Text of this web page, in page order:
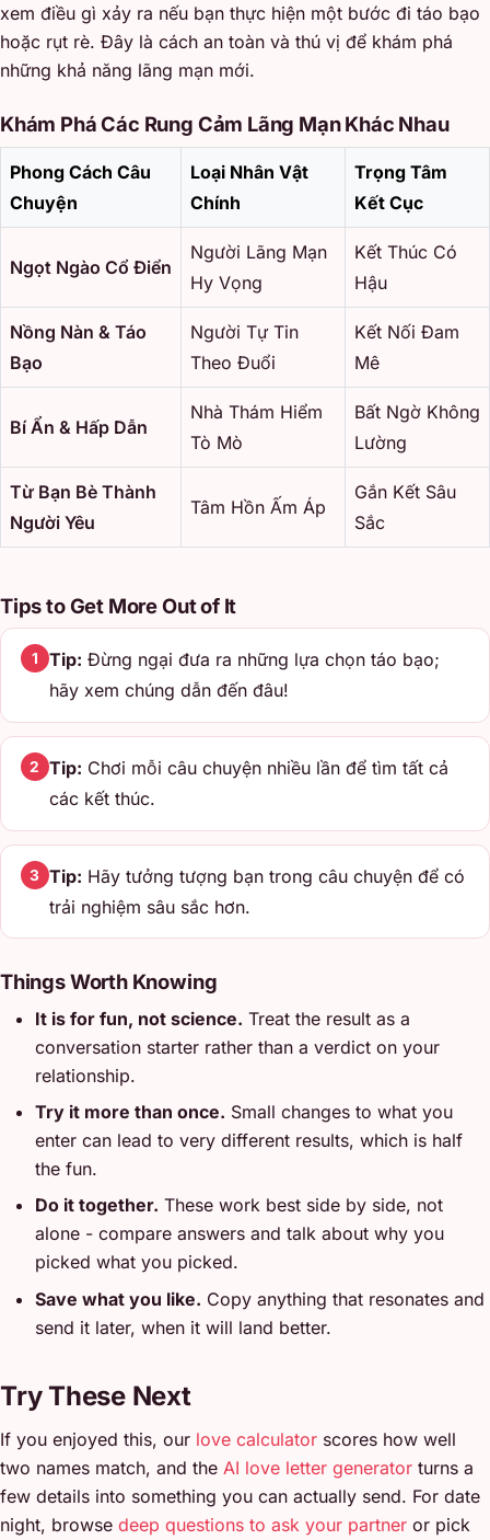
xem điều gì xảy ra nếu bạn thực hiện một bước đi táo bạo
hoặc rụt rè. Đây là cách an toàn và thú vị để khám phá
những khả năng lãng mạn mới.
Khám Phá Các Rung Cảm Lãng Mạn Khác Nhau
Phong Cách Câu
Chuyện
Loại Nhân Vật
Chính
Trọng Tâm
Kết Cục
Ngọt Ngào Cổ Điển
Người Lãng Mạn
Hy Vọng
Kết Thúc Có
Hậu
Nồng Nàn & Táo
Bạo
Người Tự Tin
Theo Đuổi
Kết Nối Đam
Mê
Bí Ẩn & Hấp Dẫn
Nhà Thám Hiểm
Tò Mò
Bất Ngờ Không
Lường
Từ Bạn Bè Thành
Người Yêu
Tâm Hồn Ấm Áp
Gắn Kết Sâu
Sắc
Tips to Get More Out of It
1 Tip: Đừng ngại đưa ra những lựa chọn táo bạo;
hãy xem chúng dẫn đến đâu!
2 Tip: Chơi mỗi câu chuyện nhiều lần để tìm tất cả
các kết thúc.
3 Tip: Hãy tưởng tượng bạn trong câu chuyện để có
trải nghiệm sâu sắc hơn.
Things Worth Knowing
It is for fun, not science. Treat the result as a
conversation starter rather than a verdict on your
relationship.
Try it more than once. Small changes to what you
enter can lead to very different results, which is half
the fun.
Do it together. These work best side by side, not
alone - compare answers and talk about why you
picked what you picked.
Save what you like. Copy anything that resonates and
send it later, when it will land better.
Try These Next
If you enjoyed this, our love calculator scores how well
two names match, and the AI love letter generator turns a
few details into something you can actually send. For date
night, browse deep questions to ask your partner or pick